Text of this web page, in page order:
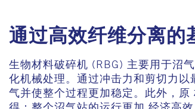
通过高效纤维分离的
生物材料破碎机 (RBG) 主要用于沼
化机械处理。通过冲击力和剪切力
气并使整个过程更加稳定。此外，